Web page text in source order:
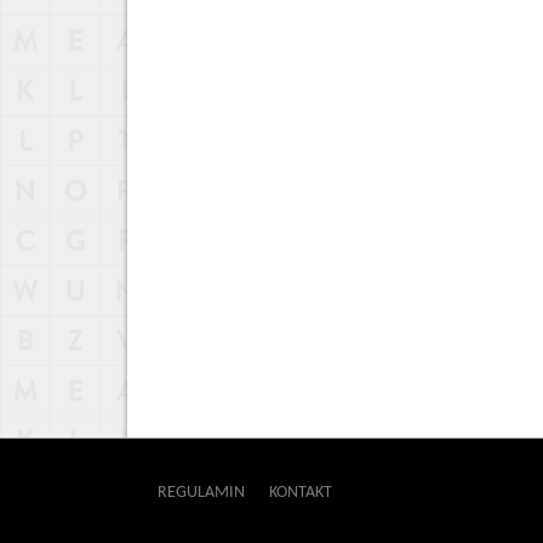
REGULAMIN KONTAKT